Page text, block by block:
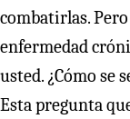
combatirlas.
enfermedad
usted. ¿Cómo se
Esta pregunta